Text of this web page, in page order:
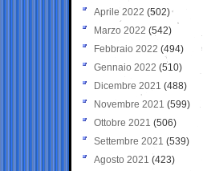
Aprile 2022 (502)
Marzo 2022 (542)
Febbraio 2022 (494)
Gennaio 2022 (510)
Dicembre 2021 (488)
Novembre 2021 (599)
Ottobre 2021 (506)
Settembre 2021 (539)
Agosto 2021 (423)